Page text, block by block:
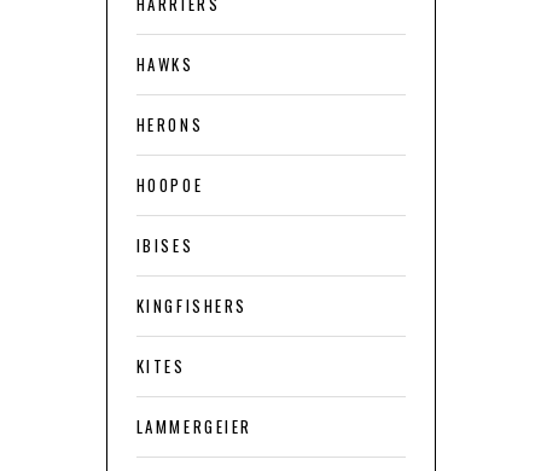
HAWKS
HERONS
HOOPOE
IBISES
KINGFISHERS
KITES
LAMMERGEIER